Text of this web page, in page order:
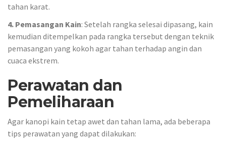
tahan karat.
4. Pemasangan Kain: Setelah rangka selesai dipasang, kain
kemudian ditempelkan pada rangka tersebut dengan teknik
pemasangan yang kokoh agar tahan terhadap angin dan
cuaca ekstrem.
Perawatan dan
Pemeliharaan
Agar kanopi kain tetap awet dan tahan lama, ada beberapa
tips perawatan yang dapat dilakukan: